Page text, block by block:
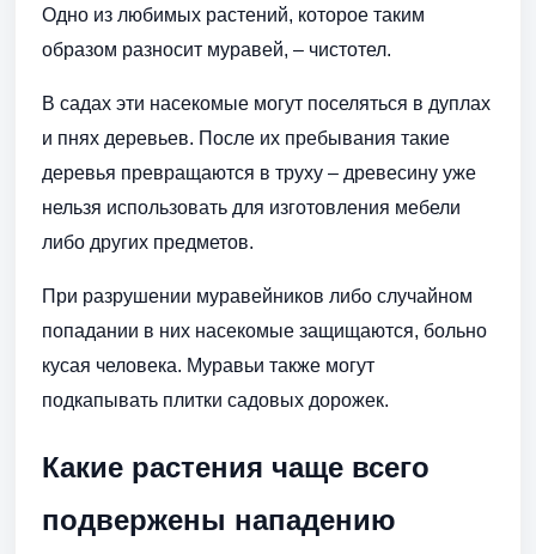
Одно из любимых растений, которое таким
образом разносит муравей, – чистотел.
В садах эти насекомые могут поселяться в дуплах
и пнях деревьев. После их пребывания такие
деревья превращаются в труху – древесину уже
нельзя использовать для изготовления мебели
либо других предметов.
При разрушении муравейников либо случайном
попадании в них насекомые защищаются, больно
кусая человека. Муравьи также могут
подкапывать плитки садовых дорожек.
Какие растения чаще всего
подвержены нападению